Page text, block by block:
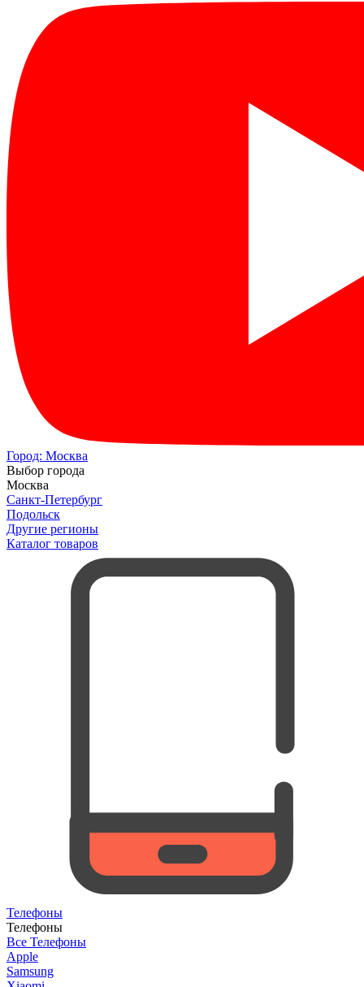
Город: Москва
Выбор города
Москва
Санкт-Петербург
Подольск
Другие регионы
Каталог товаров
Телефоны
Телефоны
Все Телефоны
Apple
Samsung